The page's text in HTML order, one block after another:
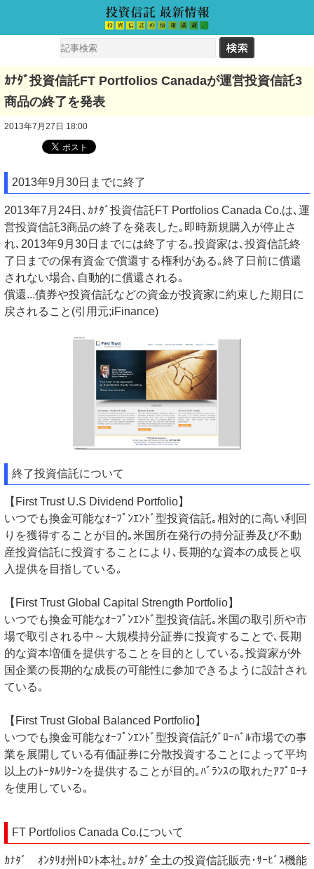
ｶﾅﾀﾞ投資信託FT Portfolios Canadaが運営投資信託3
商品の終了を発表
2013年7月27日 18:00
2013年9月30日までに終了
2013年7月24日､ｶﾅﾀﾞ投資信託FT Portfolios Canada Co.は､運
営投資信託3商品の終了を発表した｡即時新規購入が停止さ
れ､2013年9月30日までには終了する｡投資家は､投資信託終
了日までの保有資金で償還する権利がある｡終了日前に償還
されない場合､自動的に償還される｡
償還...債券や投資信託などの資金が投資家に約束した期日に
戻されること(引用元;iFinance)
終了投資信託について
【First Trust U.S Dividend Portfolio】
いつでも換金可能なｵｰﾌﾟﾝｴﾝﾄﾞ型投資信託｡相対的に高い利回
りを獲得することが目的｡米国所在発行の持分証券及び不動
産投資信託に投資することにより､長期的な資本の成長と収
入提供を目指している｡
【First Trust Global Capital Strength Portfolio】
いつでも換金可能なｵｰﾌﾟﾝｴﾝﾄﾞ型投資信託｡米国の取引所や市
場で取引される中～大規模持分証券に投資することで､長期
的な資本増価を提供することを目的としている｡投資家が外
国企業の長期的な成長の可能性に参加できるように設計され
ている｡
【First Trust Global Balanced Portfolio】
いつでも換金可能なｵｰﾌﾟﾝｴﾝﾄﾞ型投資信託ｸﾞﾛｰﾊﾞﾙ市場での事
業を展開している有価証券に分散投資することによって平均
以上のﾄｰﾀﾙﾘﾀｰﾝを提供することが目的｡ﾊﾞﾗﾝｽの取れたｱﾌﾟﾛｰﾁ
を使用している｡
FT Portfolios Canada Co.について
ｶﾅﾀﾞ ｵﾝﾀﾘｵ州ﾄﾛﾝﾄ本社｡ｶﾅﾀﾞ全土の投資信託販売･ｻｰﾋﾞｽ機能